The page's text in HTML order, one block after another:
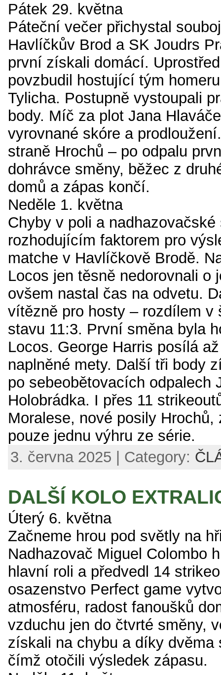
Pátek 29. května
Páteční večer přichystal
Havlíčkův Brod a SK Joudrs
první získali domácí.
povzbudil hostující tým
Tylicha. Postupně vystoupali
body. Míč za plot Jana
vyrovnané skóre a
straně Hrochů – po odpalu
dohrávce směny, běžec z
domů a zápas končí.
Neděle 1. května
Chyby v poli a
rozhodujícím faktorem pro
matche v Havlíčkově Brodě.
Locos jen těsně nedorovnali o
ovšem nastal čas na odvetu.
vítězně pro hosty – rozdílem v
stavu 11:3. První směna byla
Locos. George Harris posílá
naplněné mety. Další tři body
po sebeobětovacích odpalech
Holobrádka. I přes 11
Moralese, nové posily
pouze jednu výhru ze série.
3. června 2025 | Category:
DALŠÍ KOLO
Úterý 6. května
Začneme hrou pod světly na
Nadhazovač Miguel Colombo
hlavní roli a předvedl 14
osazenstvo Perfect game
atmosféru, radost fanoušků
vzduchu jen do čtvrté směny,
získali na chybu a díky dvěma
čímž otočili výsledek zápasu.